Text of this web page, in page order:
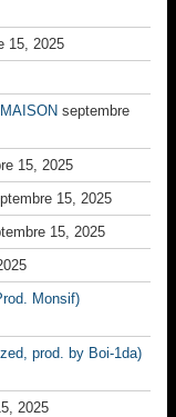
15, 2025
septembre
15, 2025
15, 2025
15, 2025
Monsif)
prod. by Boi-1da)
2025